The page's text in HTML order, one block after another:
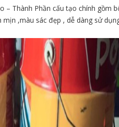
– Thành Phần cấu tạo chính gồm
,màu sác đẹp , dễ dàng sử